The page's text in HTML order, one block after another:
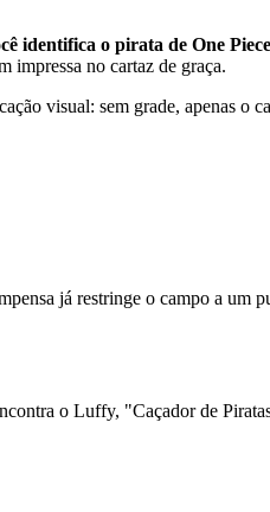
identifica o pirata de One
impressa no cartaz de graça.
visual: sem grade, apenas o
já restringe o campo a um
o Luffy, "Caçador de